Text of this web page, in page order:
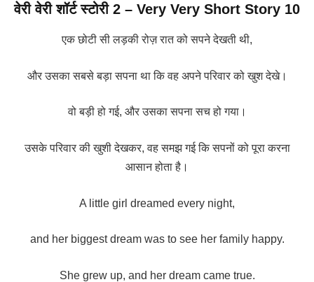
वेरी वेरी शॉर्ट स्टोरी 2 – Very Very Short Story 10
एक छोटी सी लड़की रोज़ रात को सपने देखती थी,
और उसका सबसे बड़ा सपना था कि वह अपने परिवार को खुश देखे।
वो बड़ी हो गई, और उसका सपना सच हो गया।
उसके परिवार की खुशी देखकर, वह समझ गई कि सपनों को पूरा करना
आसान होता है।
A little girl dreamed every night,
and her biggest dream was to see her family happy.
She grew up, and her dream came true.